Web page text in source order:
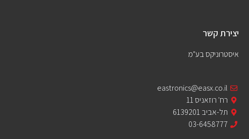
יצירת קשר
איסטרוניקס בע"מ
eastronics@easx.co.il
רח' רוזאניס 11
תל-אביב 6139201
03-6458777